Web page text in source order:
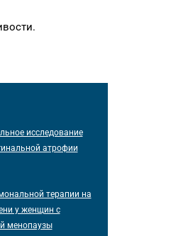
исследование
атрофии
терапии на
у женщин с
менопаузы